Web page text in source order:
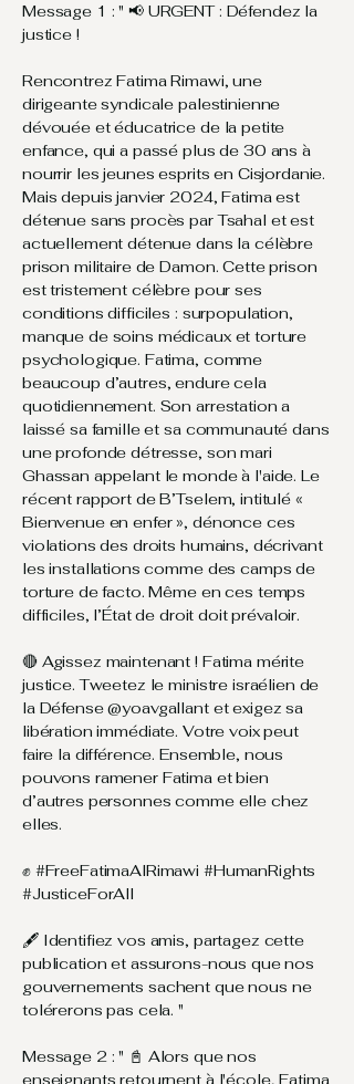
Message 1 : " ​📢 URGENT : Défendez la
justice !
Rencontrez Fatima Rimawi, une
dirigeante syndicale palestinienne
dévouée et éducatrice de la petite
enfance, qui a passé plus de 30 ans à
nourrir les jeunes esprits en Cisjordanie.
Mais depuis janvier 2024, Fatima est
détenue sans procès par Tsahal et est
actuellement détenue dans la célèbre
prison militaire de Damon. Cette prison
est tristement célèbre pour ses
conditions difficiles : surpopulation,
manque de soins médicaux et torture
psychologique. Fatima, comme
beaucoup d’autres, endure cela
quotidiennement. Son arrestation a
laissé sa famille et sa communauté dans
une profonde détresse, son mari
Ghassan appelant le monde à l'aide. Le
récent rapport de B’Tselem, intitulé «
Bienvenue en enfer », dénonce ces
violations des droits humains, décrivant
les installations comme des camps de
torture de facto. Même en ces temps
difficiles, l’État de droit doit prévaloir.
🔴 Agissez maintenant ! Fatima mérite
justice. Tweetez le ministre israélien de
la Défense @yoavgallant et exigez sa
libération immédiate. Votre voix peut
faire la différence. Ensemble, nous
pouvons ramener Fatima et bien
d’autres personnes comme elle chez
elles.
✊ #FreeFatimaAlRimawi #HumanRights
#JusticeForAll ​ ​
🖋️ Identifiez vos amis, partagez cette
publication et assurons-nous que nos
gouvernements sachent que nous ne
tolérerons pas cela. " ​
Message 2 : " 📓 Alors que nos
enseignants retournent à l'école, Fatima